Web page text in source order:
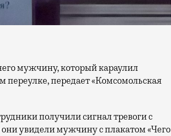
передает «Комсомольская
получили сигнал тревоги с
увидели мужчину с плакатом «Чего